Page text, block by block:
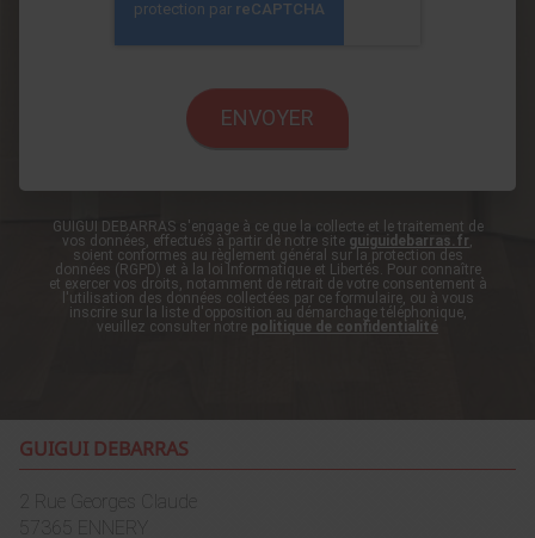
GUIGUI DEBARRAS s'engage à ce que la collecte et le traitement de
vos données, effectués à partir de notre site guiguidebarras.fr
soient conformes au règlement général sur la protection des
données (RGPD) et à la loi Informatique et Libertés. Pour connaître
et exercer vos droits, notamment de retrait de votre consentement à
l'utilisation des données collectées par ce formulaire, ou à vous
inscrire sur la liste d'opposition au démarchage téléphonique,
veuillez consulter notre politique de confidentialité
GUIGUI DEBARRAS
2 Rue Georges Claude
57365
ENNERY